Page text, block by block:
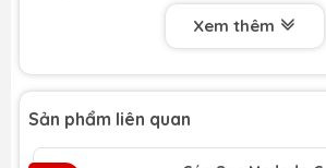
LỢI ÍCH CỐT LÕI DÀNH CHO BẠN
⚡Công suất "khủng" 100W:
lên tới 5A và chuẩn sạc nhanh
phép bạn sạc đầy năng lượng
Laptop, máy tính bảng và điện
Xem thêm
Sản phẩm liên quan